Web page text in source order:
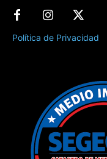
Política de Privacidad